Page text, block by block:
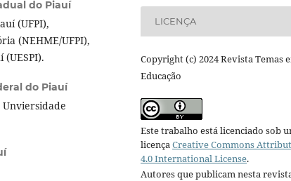
do Piauí
(UFPI),
(NEHME/UFPI),
do Piauí
Unviersidade
LICENÇA
Copyright (c) 2024 Revista Temas
Educação
Este trabalho está licenciado sob
licençaCreative Commons
4.0 International License.
Autores que publicam nesta